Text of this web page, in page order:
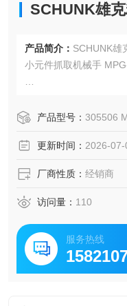
SCHUNK雄
产品简介： SCHUNK雄
小元件抓取机械手
闭合力: 38 N
产品型号： 305506
更新时间： 2026-07-
厂商性质： 经销商
访问量： 110
服务热线